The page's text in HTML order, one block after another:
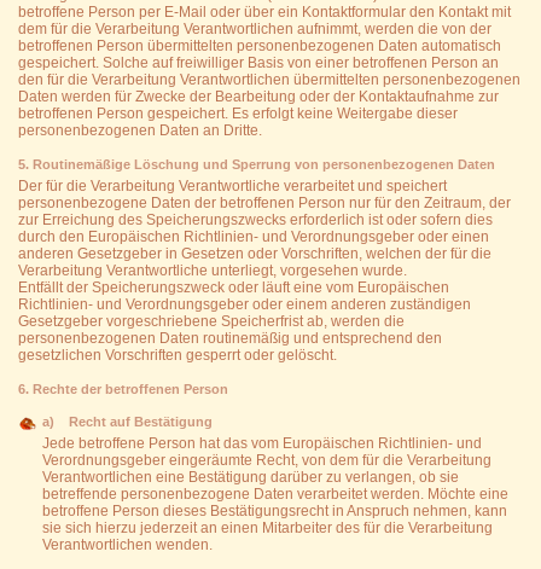
betroffene Person per E-Mail oder über ein Kontaktformular den Kontakt mit
dem für die Verarbeitung Verantwortlichen aufnimmt, werden die von der
betroffenen Person übermittelten personenbezogenen Daten automatisch
gespeichert. Solche auf freiwilliger Basis von einer betroffenen Person an
den für die Verarbeitung Verantwortlichen übermittelten personenbezogenen
Daten werden für Zwecke der Bearbeitung oder der Kontaktaufnahme zur
betroffenen Person gespeichert. Es erfolgt keine Weitergabe dieser
personenbezogenen Daten an Dritte.
5. Routinemäßige Löschung und Sperrung von personenbezogenen Daten
Der für die Verarbeitung Verantwortliche verarbeitet und speichert
personenbezogene Daten der betroffenen Person nur für den Zeitraum, der
zur Erreichung des Speicherungszwecks erforderlich ist oder sofern dies
durch den Europäischen Richtlinien- und Verordnungsgeber oder einen
anderen Gesetzgeber in Gesetzen oder Vorschriften, welchen der für die
Verarbeitung Verantwortliche unterliegt, vorgesehen wurde.
Entfällt der Speicherungszweck oder läuft eine vom Europäischen
Richtlinien- und Verordnungsgeber oder einem anderen zuständigen
Gesetzgeber vorgeschriebene Speicherfrist ab, werden die
personenbezogenen Daten routinemäßig und entsprechend den
gesetzlichen Vorschriften gesperrt oder gelöscht.
6. Rechte der betroffenen Person
a) Recht auf Bestätigung
Jede betroffene Person hat das vom Europäischen Richtlinien- und
Verordnungsgeber eingeräumte Recht, von dem für die Verarbeitung
Verantwortlichen eine Bestätigung darüber zu verlangen, ob sie
betreffende personenbezogene Daten verarbeitet werden. Möchte eine
betroffene Person dieses Bestätigungsrecht in Anspruch nehmen, kann
sie sich hierzu jederzeit an einen Mitarbeiter des für die Verarbeitung
Verantwortlichen wenden.